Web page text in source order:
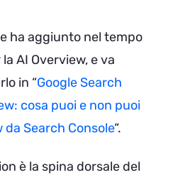
ha aggiunto nel tempo
AI Overview, e va
in “Google Search
cosa puoi e non puoi
Search Console“.
è la spina dorsale del